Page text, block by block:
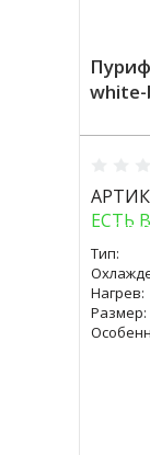
white-
ЕСТЬ
Тип:
Нагрев:
Размер: